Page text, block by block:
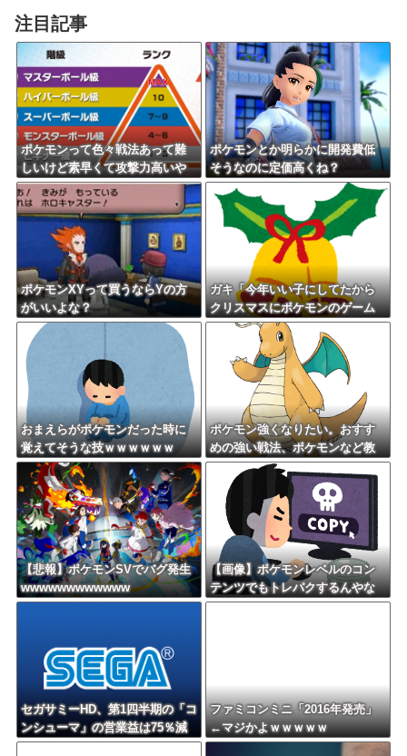
注目記事
ポケモンって色々戦法あって難
しいけど素早くて攻撃力高いや
つだけでパーティ組んだら適当
にやっても勝てるんじゃね？
ポケモンとか明らかに開発費低
そうなのに定価高くね？
ポケモンXYって買うならYの方
がいいよな？
ガキ「今年いい子にしてたから
クリスマスにポケモンのゲーム
欲しい」←これ
おまえらがポケモンだった時に
覚えてそうな技ｗｗｗｗｗｗ
ポケモン強くなりたい。おすす
めの強い戦法、ポケモンなど教
えて？
【悲報】ポケモンSVでバグ発生
wwwwwwwwwwww
【画像】ポケモンレベルのコン
テンツでもトレパクするんやな
セガサミーHD、第1四半期の「コ
ンシューマ」の営業益は75％減
の13億円 主力タイトルを下期
ファミコンミニ「2016年発売」
←マジかよｗｗｗｗｗ